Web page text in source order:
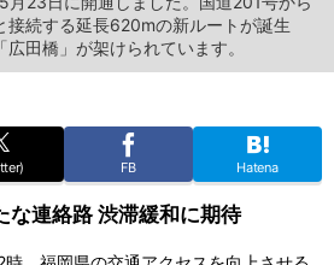
接続する延長620mの新ルートが誕生
田橋」が架けられています。
FB Hatena
な連絡路 渋滞緩和に期待